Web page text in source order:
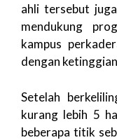
ahli tersebut
mendukung
kampus
dengan
Setelah
kurang lebih 5
beberapa titik